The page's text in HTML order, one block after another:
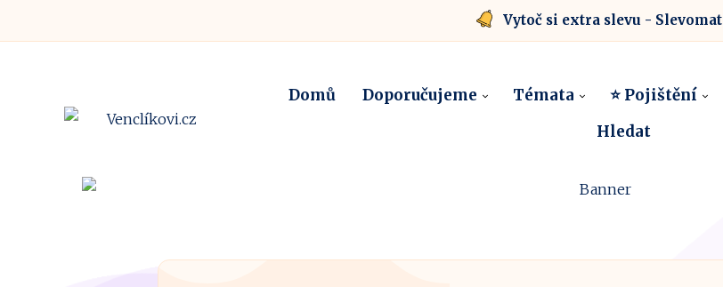
Vytoč si extra slevu - Slevomat
Domů Doporučujeme Témata ⭐ Pojištění
Hledat